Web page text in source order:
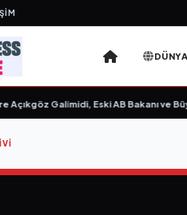
DÜNYA
Galimidi, Eski AB Bakanı ve